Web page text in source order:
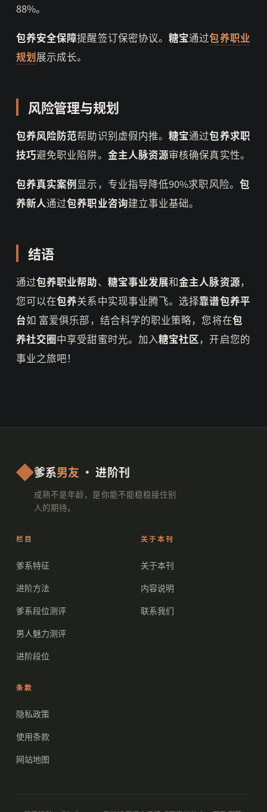
88%。
包养安全保障提醒签订保密协议。糖宝通过包养职业
规划展示成长。
风险管理与规划
包养风险防范帮助识别虚假内推。糖宝通过包养求职
技巧避免职业陷阱。 金主人脉资源审核确保真实性。
包养真实案例显示，专业指导降低90%求职风险。 包
养新人通过包养职业咨询建立事业基础。
结语
通过包养职业帮助、 糖宝事业发展和金主人脉资源，
您可以在包养关系中实现事业腾飞。选择靠谱包养平
台如 富爱俱乐部，结合科学的职业策略，您将在包
养社交圈中享受甜蜜时光。加入糖宝社区，开启您的
事业之旅吧！
爹系男友 · 进阶刊
成熟不是年龄，是你能不能稳稳接住别
人的期待。
栏目
爹系特征
进阶方法
爹系段位测评
男人魅力测评
进阶段位
关于本刊
关于本刊
内容说明
联系我们
条款
隐私政策
使用条款
网站地图